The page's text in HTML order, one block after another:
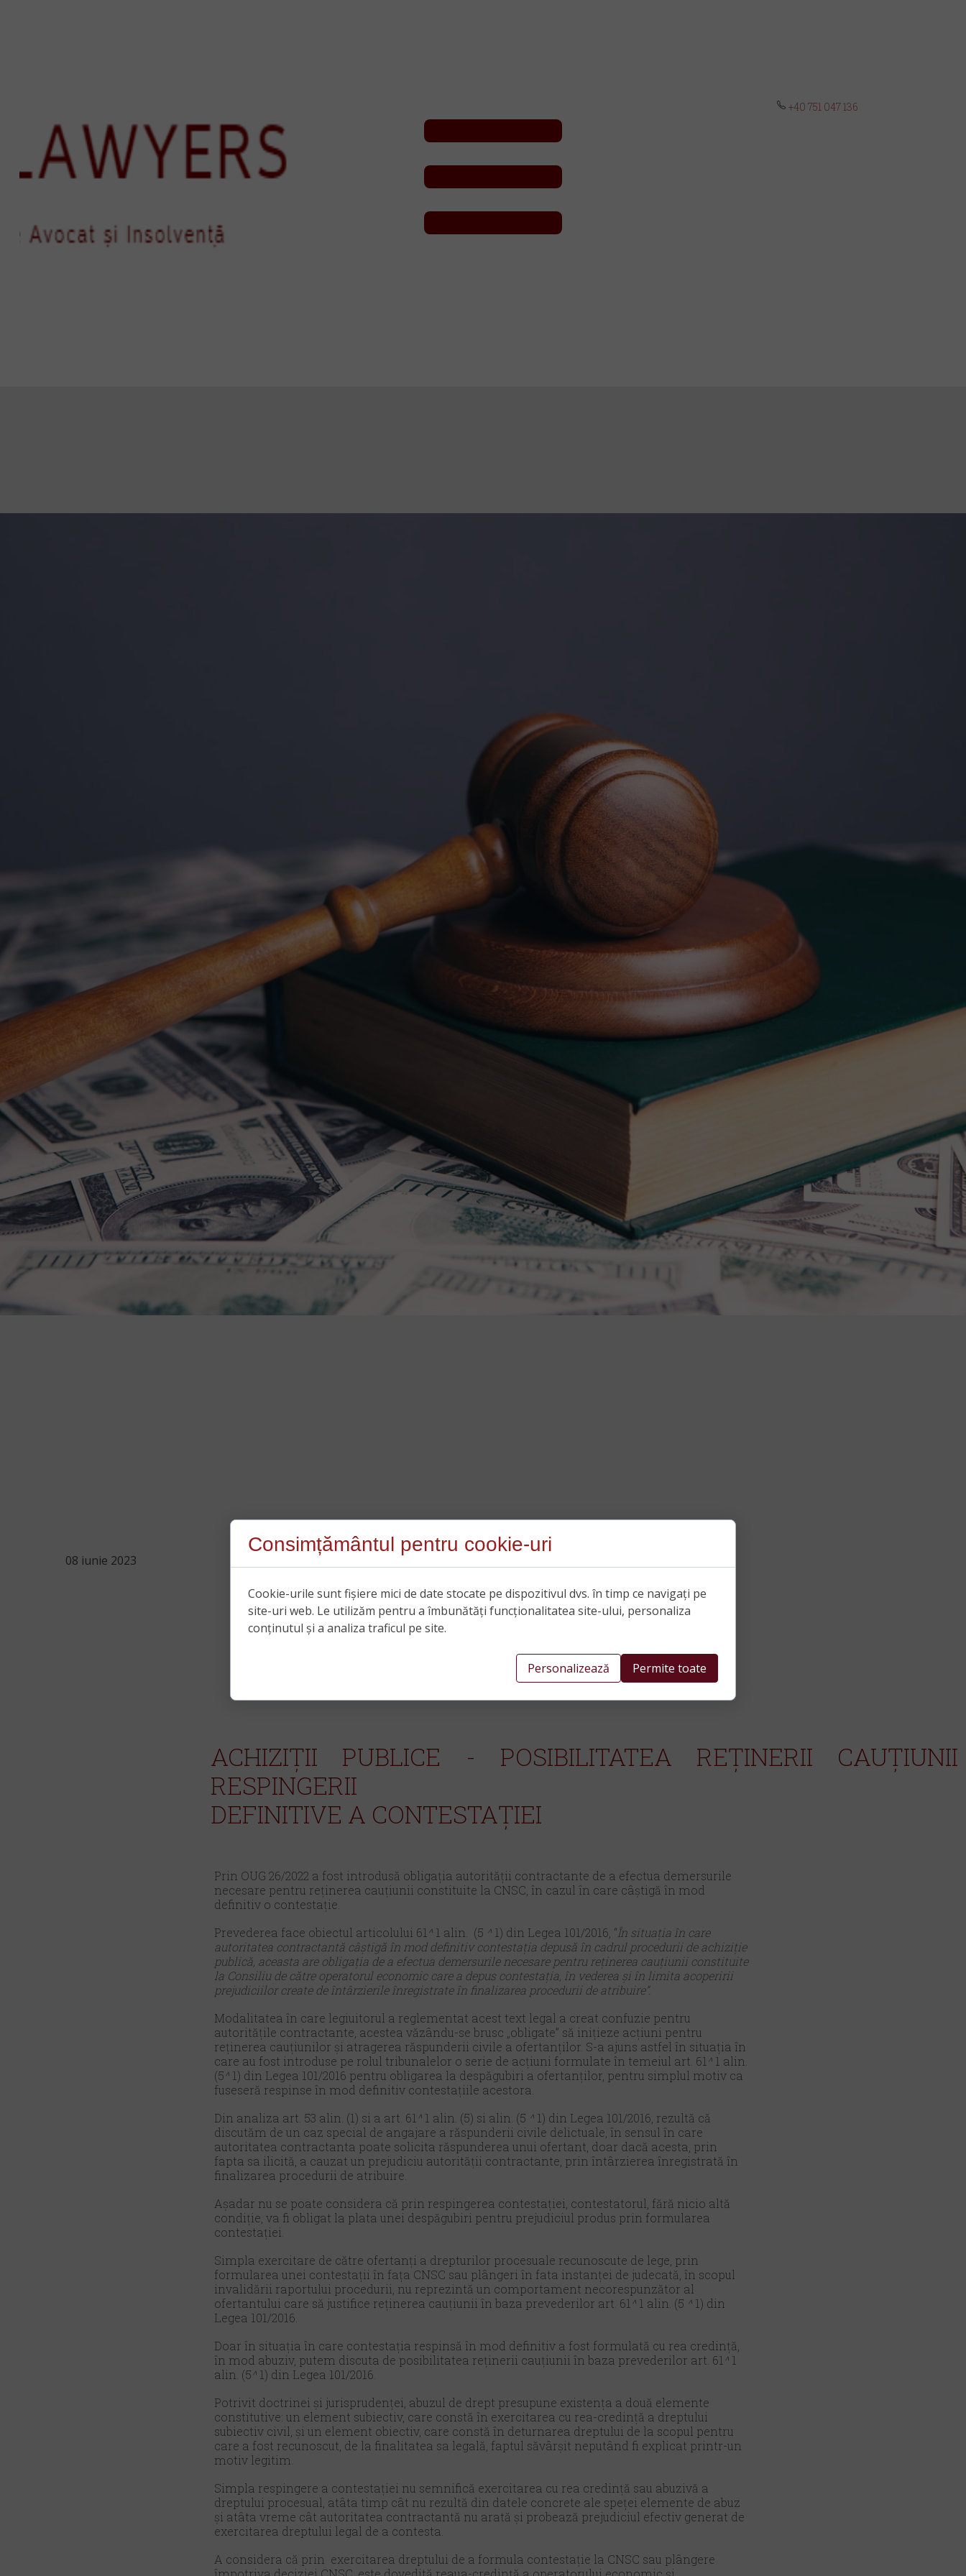
+40 751 047 136
08 iunie 2023
ACHIZIȚII PUBLICE - POSIBILITATEA REȚINERII
RESPINGERII
DEFINITIVE A CONTESTAȚIEI
Prin OUG 26/2022 a fost introdusă obligația autorității contractante de a efectua demersurile
necesare pentru reținerea cauțiunii constituite la CNSC , în cazul în care câștigă în mod
definitiv o contestație.
Prevederea face obiectul articolului 61 ^ 1 alin. (5 ^ 1) din Legea 101/2016, “În situația în care
autoritatea contractantă câștigă în mod definitiv contestația depusă în cadrul procedurii de achiziție
publică, aceasta are obligația de a efectua demersurile necesare pentru reținerea cauțiunii constituite
la Consiliu de către operatorul economic care a depus contestația, în vederea şi în limita acoperirii
prejudiciilor create de întârzierile înregistrate în finalizarea procedurii de atribuire”.
Modalitatea în care legiuitorul a reglementat acest text legal a creat confuzie pentru
autoritățile contractante, acestea văzându-se brusc „obligate” să inițieze acțiuni pentru
reținerea cauțiunilor și atragerea răspunderii civile a ofertanților. S-a ajuns astfel în situația în
care au fost introduse pe rolul tribunalelor o serie de acțiuni formulate în temeiul art. 61 ^ 1 alin.
(5^ 1) din Legea 101/2016 pentru obligarea la despăgubiri a ofertanților, pentru simplul motiv ca
fuseseră respinse în mod definitiv contestațiile acestora.
Din analiza art. 53 alin. (1) si a art. 61 ^ 1 alin. (5) si alin. (5 ^ 1) din Legea 101/2016, rezultă că
discutăm de un caz special de angajare a răspunderii civile delictuale, în sensul în care
autoritatea contractanta poate solicita răspunderea unui ofertant, doar dacă acesta, prin
fapta sa ilicită, a cauzat un prejudiciu autorității contractante, prin întârzierea înregistrată în
finalizarea procedurii de atribuire.
Așadar nu se poate considera că prin respingerea contestației, contestatorul, fără nicio altă
condiție, va fi obligat la plata unei despăgubiri pentru prejudiciul produs prin formularea
contestației.
Simpla exercitare de către ofertanți a drepturilor procesuale recunoscute de lege, prin
formularea unei contestații în fața CNSC sau plângeri în fata instanței de judecată, în scopul
invalidării raportului procedurii, nu reprezintă un comportament necorespunzător al
ofertantului care să justifice reținerea cauțiunii în baza prevederilor art. 61 ^ 1 alin. (5 ^ 1) din
Legea 101/2016.
Doar în situația în care contestația respinsă în mod definitiv a fost formulată cu rea credință,
în mod abuziv, putem discuta de posibilitatea reținerii cauțiunii în baza prevederilor art. 61 ^ 1
alin. (5^ 1) din Legea 101/2016.
Potrivit doctrinei și jurisprudenței, abuzul de drept presupune existența a două elemente
constitutive: un element subiectiv, care constă în exercitarea cu rea-credință a dreptului
subiectiv civil, și un element obiectiv, care constă în deturnarea dreptului de la scopul pentru
care a fost recunoscut, de la finalitatea sa legală, faptul săvârșit neputând fi explicat printr-un
motiv legitim.
Simpla respingere a contestației nu semnifică exercitarea cu rea credință sau abuzivă a
dreptului procesual, atâta timp cât nu rezultă din datele concrete ale speței elemente de abuz
și atâta vreme cât autoritatea contractantă nu arată și probează prejudiciul efectiv generat de
exercitarea dreptului legal de a contesta.
A considera că prin exercitarea dreptului de a formula contestație la CNSC sau plângere
Consimțământul pentru cookie-uri
Cookie-urile sunt fișiere mici de date stocate pe dispozitivul dvs. în timp ce navigați pe
site-uri web. Le utilizăm pentru a îmbunătăți funcționalitatea site-ului, personaliza
conținutul și a analiza traficul pe site.
Personalizează Permite toate